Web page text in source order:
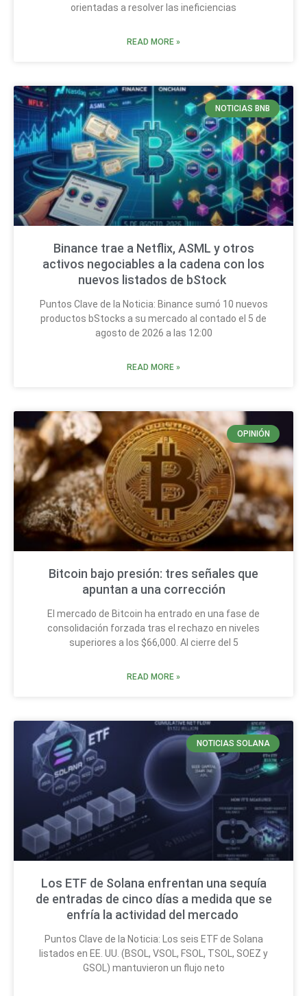
orientadas a resolver las ineficiencias
READ MORE »
NOTICIAS BNB
Binance trae a Netflix, ASML y otros
activos negociables a la cadena con los
nuevos listados de bStock
Puntos Clave de la Noticia: Binance sumó 10 nuevos
productos bStocks a su mercado al contado el 5 de
agosto de 2026 a las 12:00
READ MORE »
OPINIÓN
Bitcoin bajo presión: tres señales que
apuntan a una corrección
El mercado de Bitcoin ha entrado en una fase de
consolidación forzada tras el rechazo en niveles
superiores a los $66,000. Al cierre del 5
READ MORE »
NOTICIAS SOLANA
Los ETF de Solana enfrentan una sequía
de entradas de cinco días a medida que se
enfría la actividad del mercado
Puntos Clave de la Noticia: Los seis ETF de Solana
listados en EE. UU. (BSOL, VSOL, FSOL, TSOL, SOEZ y
GSOL) mantuvieron un flujo neto